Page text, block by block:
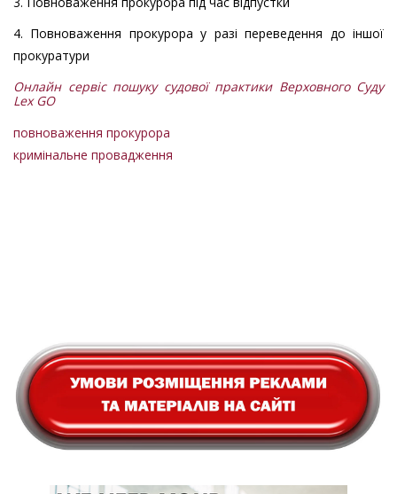
4. Повноваження прокурора у разі переведення до іншої
прокуратури
Онлайн сервіс пошуку судової практики Верховного Суду
Lex GO
повноваження прокурора
кримінальне провадження